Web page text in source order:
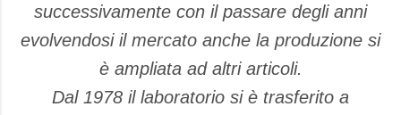
successivamente con il passare degli anni
evolvendosi il mercato anche la produzione si
è ampliata ad altri articoli.
Dal 1978 il laboratorio si è trasferito a